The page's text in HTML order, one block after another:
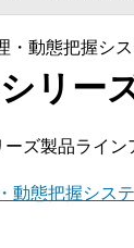
・動態把握シ
リー
ーズ製品ライ
動態把握シス